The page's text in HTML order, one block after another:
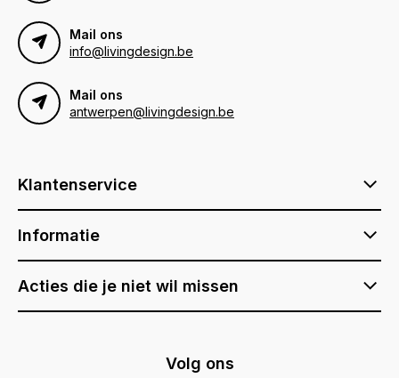
Mail ons
info@livingdesign.be
Mail ons
antwerpen@livingdesign.be
Klantenservice
Informatie
Acties die je niet wil missen
Volg ons